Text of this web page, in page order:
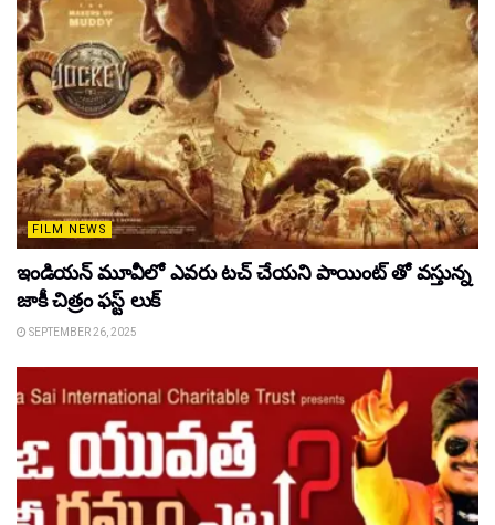
FILM NEWS
ఇండియన్ మూవీలో ఎవరు టచ్ చేయని పాయింట్ తో వస్తున్న
జాకీ చిత్రం ఫస్ట్ లుక్
SEPTEMBER 26, 2025